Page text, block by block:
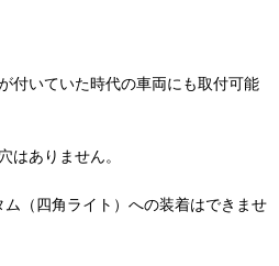
付いていた時代の車両にも取付可能
はありません。
（四角ライト）への装着はできませ